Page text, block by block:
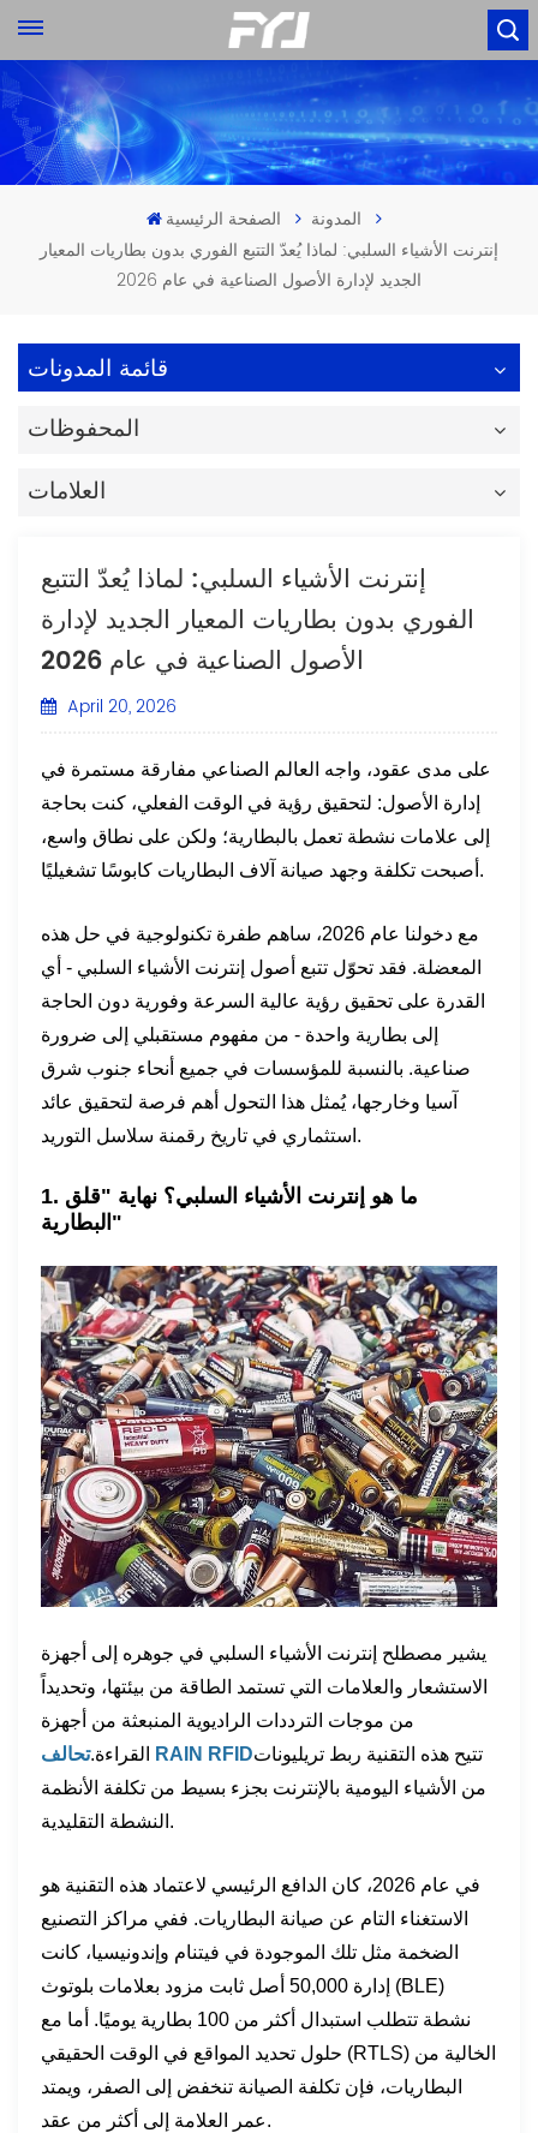
الصفحة الرئيسية
المدونة
إنترنت الأشياء السلبي: لماذا يُعدّ التتبع الفوري بدون بطاريات المعيار
الجديد لإدارة الأصول الصناعية في عام 2026
قائمة المدونات
المحفوظات
العلامات
إنترنت الأشياء السلبي: لماذا يُعدّ التتبع
الفوري بدون بطاريات المعيار الجديد لإدارة
الأصول الصناعية في عام 2026
April 20, 2026
على مدى عقود، واجه العالم الصناعي مفارقة مستمرة في
إدارة الأصول: لتحقيق رؤية في الوقت الفعلي، كنت بحاجة
إلى علامات نشطة تعمل بالبطارية؛ ولكن على نطاق واسع،
أصبحت تكلفة وجهد صيانة آلاف البطاريات كابوسًا تشغيليًا.
مع دخولنا عام 2026، ساهم طفرة تكنولوجية في حل هذه
المعضلة. فقد تحوّل تتبع أصول إنترنت الأشياء السلبي - أي
القدرة على تحقيق رؤية عالية السرعة وفورية دون الحاجة
إلى بطارية واحدة - من مفهوم مستقبلي إلى ضرورة
صناعية. بالنسبة للمؤسسات في جميع أنحاء جنوب شرق
آسيا وخارجها، يُمثل هذا التحول أهم فرصة لتحقيق عائد
استثماري في تاريخ رقمنة سلاسل التوريد.
1. ما هو إنترنت الأشياء السلبي؟ نهاية "قلق
البطارية"
يشير مصطلح إنترنت الأشياء السلبي في جوهره إلى أجهزة
الاستشعار والعلامات التي تستمد الطاقة من بيئتها، وتحديداً
من موجات الترددات الراديوية المنبعثة من أجهزة
القراءة.
تحالف RAIN RFIDتتيح هذه التقنية ربط تريليونات
من الأشياء اليومية بالإنترنت بجزء بسيط من تكلفة الأنظمة
النشطة التقليدية.
في عام 2026، كان الدافع الرئيسي لاعتماد هذه التقنية هو
الاستغناء التام عن صيانة البطاريات. ففي مراكز التصنيع
الضخمة مثل تلك الموجودة في فيتنام وإندونيسيا، كانت
إدارة 50,000 أصل ثابت مزود بعلامات بلوتوث (BLE)
نشطة تتطلب استبدال أكثر من 100 بطارية يوميًا. أما مع
حلول تحديد المواقع في الوقت الحقيقي (RTLS) الخالية من
البطاريات، فإن تكلفة الصيانة تنخفض إلى الصفر، ويمتد
عمر العلامة إلى أكثر من عقد.